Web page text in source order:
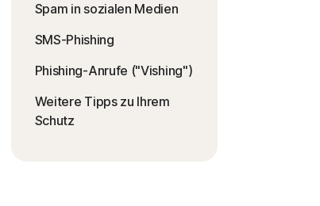
Spam in sozialen Medien
SMS-Phishing
Phishing-Anrufe ("Vishing")
Weitere Tipps zu Ihrem
Schutz